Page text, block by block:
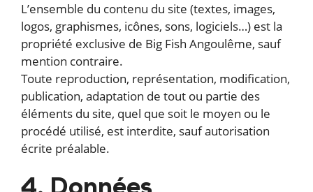
L’ensemble du contenu du site (textes, images,
logos, graphismes, icônes, sons, logiciels…) est la
propriété exclusive de Big Fish Angoulême, sauf
mention contraire.
Toute reproduction, représentation, modification,
publication, adaptation de tout ou partie des
éléments du site, quel que soit le moyen ou le
procédé utilisé, est interdite, sauf autorisation
écrite préalable.